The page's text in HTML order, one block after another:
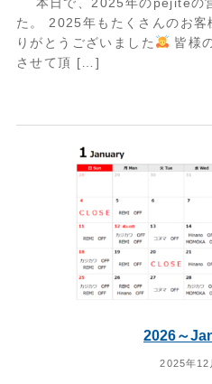
た。 2025年もたくさんのお客
りがとうございました
皆様
させて頂 […]
2026～
2025年12